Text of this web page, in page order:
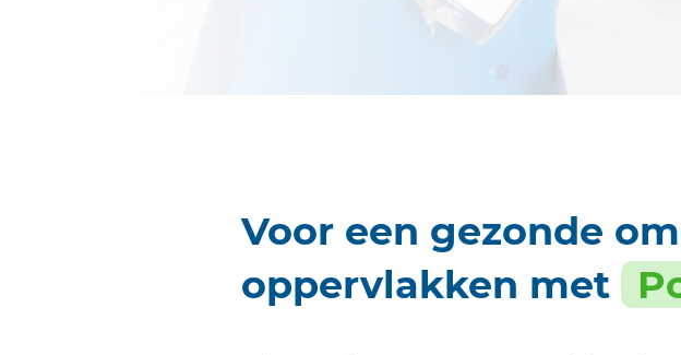
Voor een gezonde
oppervlakken met